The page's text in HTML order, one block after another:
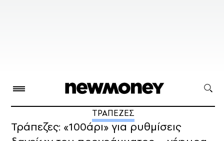
ΤΡΑΠΕΖΕΣ
Τράπεζες: «100άρι» για ρυθμίσεις